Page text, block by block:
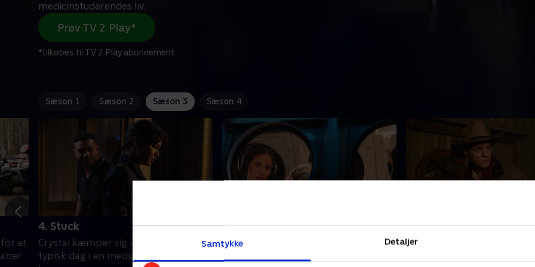
Samtykke Detaljer
medicinstuderendes liv.
Prøv TV 2 Play*
*tilkøbes til TV 2 Play abonnement
Sæson 1 Sæson 2 Sæson 3 Sæson 4
at
4. Stuck
Crystal kæmper sig igennem en
typisk dag i en medicinstuderendes
5. Marianncing the Stone
Da en campingtur med kadetterne
Efter at have mistet synet